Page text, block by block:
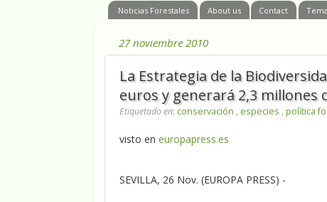
Noticias Forestales About us Contact
27 noviembre 2010
La Estrategia de la
euros y generará 2,3 millones
Etiquetado en: conservación , especies , política
visto en europapress.es
SEVILLA, 26 Nov. (EUROPA PRESS) -